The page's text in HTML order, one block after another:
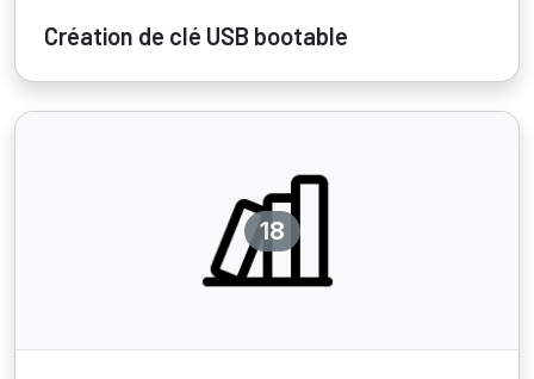
Création de clé USB bootable
18